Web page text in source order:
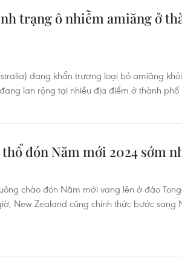
trạng ô nhiễm amiăng ở
đang khẩn trương loại bỏ amiăng
lan rộng tại nhiều địa điểm ở thành phố
đón Năm mới 2024 sớm
chào đón Năm mới vang lên ở đảo
New Zealand cũng chính thức bước sang